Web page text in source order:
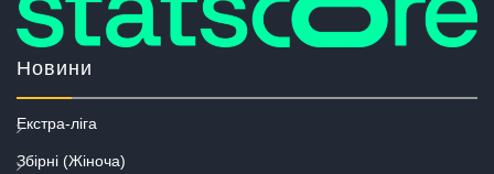
Новини
Екстра-ліга
Збірні (Жіноча)